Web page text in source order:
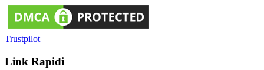
Trustpilot
Link Rapidi